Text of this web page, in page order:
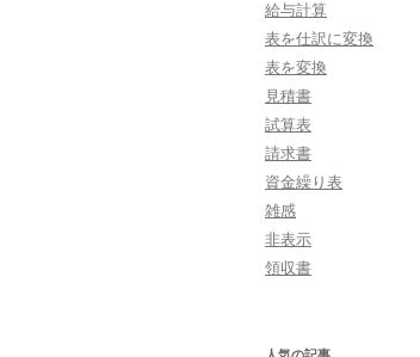
給与計算
表を仕訳に変換
表を変換
見積書
試算表
請求書
資金繰り表
雑感
非表示
領収書